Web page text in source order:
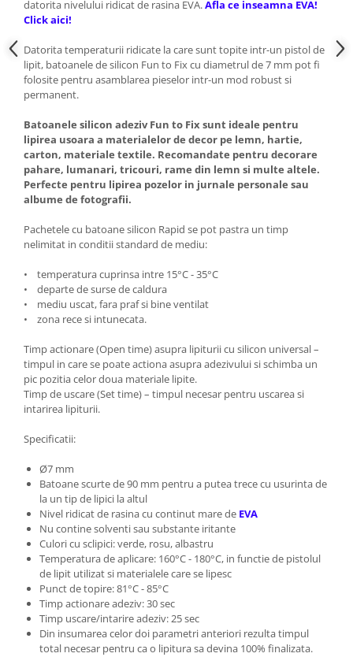
datorita nivelului ridicat de rasina EVA.Afla ce inseamna EVA!
Click aici!
Datorita temperaturii ridicate la care sunt topite intr-un pistol de
lipit, batoanele de silicon Fun to Fix cu diametrul de 7 mm pot fi
folosite pentru asamblarea pieselor intr-un mod robust si
permanent.
Batoanele silicon adeziv Fun to Fix sunt ideale pentru
lipirea usoara a materialelor de decor pe lemn, hartie,
carton, materiale textile. Recomandate pentru decorare
pahare, lumanari, tricouri, rame din lemn si multe altele.
Perfecte pentru lipirea pozelor in jurnale personale sau
albume de fotografii.
Pachetele cu batoane silicon Rapid se pot pastra un timp
nelimitat in conditii standard de mediu:
• temperatura cuprinsa intre 15°C - 35°C
• departe de surse de caldura
• mediu uscat, fara praf si bine ventilat
• zona rece si intunecata.
Timp actionare (Open time) asupra lipiturii cu silicon universal –
timpul in care se poate actiona asupra adezivului si schimba un
pic pozitia celor doua materiale lipite.
Timp de uscare (Set time) – timpul necesar pentru uscarea si
intarirea lipiturii.
Specificatii:
Ø7 mm
Batoane scurte de 90 mm pentru a putea trece cu usurinta de
la un tip de lipici la altul
Nivel ridicat de rasina cu continut mare de EVA
Nu contine solventi sau substante iritante
Culori cu sclipici: verde, rosu, albastru
Temperatura de aplicare: 160°C - 180°C, in functie de pistolul
de lipit utilizat si materialele care se lipesc
Punct de topire: 81°C - 85°C
Timp actionare adeziv: 30 sec
Timp uscare/intarire adeziv: 25 sec
Din insumarea celor doi parametri anteriori rezulta timpul
total necesar pentru ca o lipitura sa devina 100% finalizata.